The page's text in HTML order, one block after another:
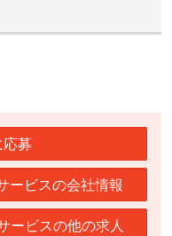
募
ビスの会社情報
ビスの他の求人